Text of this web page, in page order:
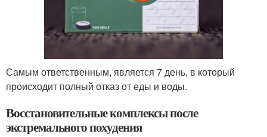
Самым ответственным, является 7 день, в который
происходит полный отказ от еды и воды.
Восстановительные комплексы после
экстремального похудения